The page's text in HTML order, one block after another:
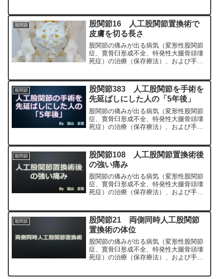
科専門医（人工関節手術を専門）の塗山
正宏が色々と説明します。
股関節
股関節16 人工股関節置換術で
皮膚を切る長さ
股関節の痛みが出る病気（変形性股関節
症、寛骨臼形成不全、特発性大腿骨頭壊
死症）の治療（保存療法）、および手術
科専門医（人工関節手術を専門）の塗山
正宏が色々と説明します。
股関節
股関節383 人工股関節を手術を
先延ばしにした人の「5年後」
股関節の痛みが出る病気（変形性股関節
症、寛骨臼形成不全、特発性大腿骨頭壊
死症）の治療（保存療法）、および手術
科専門医（人工関節手術を専門）の塗山
正宏が色々と説明します。
股関節
股関節108 人工股関節置換術後
の強い痛み
股関節の痛みが出る病気（変形性股関節
症、寛骨臼形成不全、特発性大腿骨頭壊
死症）の治療（保存療法）、および手術
科専門医（人工関節手術を専門）の塗山
正宏が色々と説明します。
股関節
股関節21 両側同時人工股関節
置換術の体位
股関節の痛みが出る病気（変形性股関節
症、寛骨臼形成不全、特発性大腿骨頭壊
死症）の治療（保存療法）、および手術